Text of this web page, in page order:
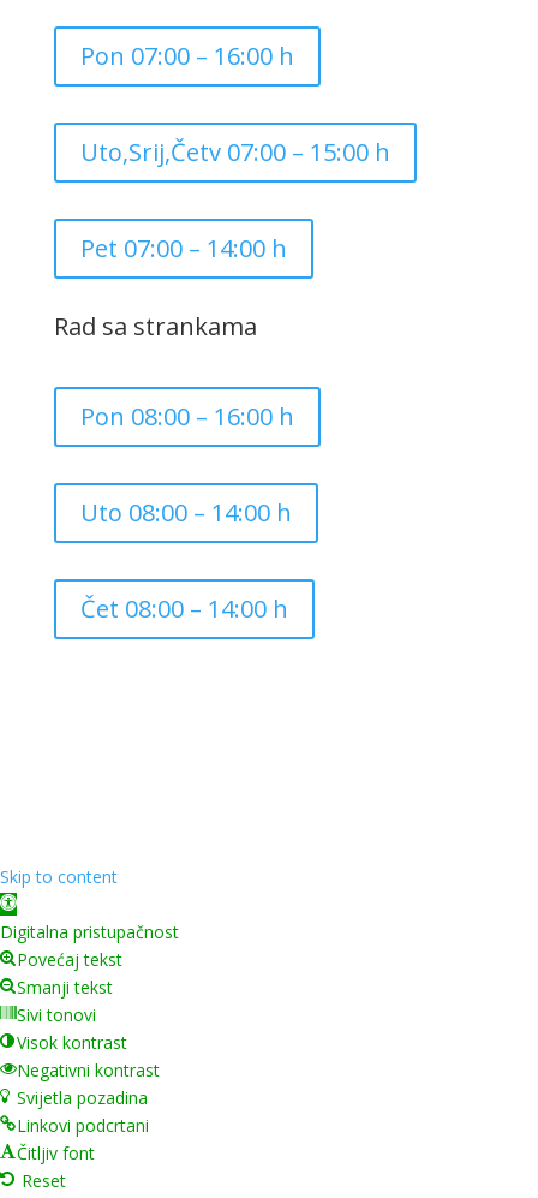
Pon 07:00 – 16:00 h
Uto,Srij,Četv 07:00 – 15:00 h
Pet 07:00 – 14:00 h
Rad sa strankama
Pon 08:00 – 16:00 h
Uto 08:00 – 14:00 h
Čet 08:00 – 14:00 h
Skip to content
Open toolbar
Digitalna pristupačnost
Povećaj tekst
Smanji tekst
Sivi tonovi
Visok kontrast
Negativni kontrast
Svijetla pozadina
Linkovi podcrtani
Čitljiv font
Reset